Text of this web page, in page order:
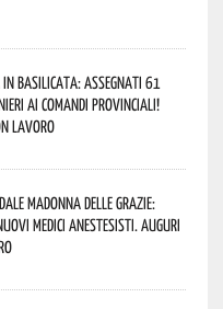
in Basilicata: assegnati 61
ai Comandi provinciali!
lavoro
Madonna delle Grazie:
medici anestesisti. Auguri